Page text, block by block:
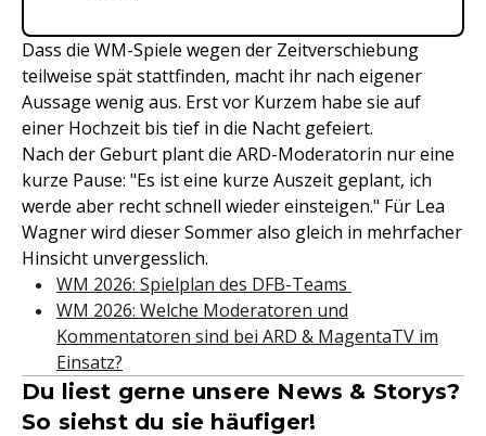
Dass die WM-Spiele wegen der Zeitverschiebung
teilweise spät stattfinden, macht ihr nach eigener
Aussage wenig aus. Erst vor Kurzem habe sie auf
einer Hochzeit bis tief in die Nacht gefeiert.
Nach der Geburt plant die ARD-Moderatorin nur eine
kurze Pause: "Es ist eine kurze Auszeit geplant, ich
werde aber recht schnell wieder einsteigen." Für Lea
Wagner wird dieser Sommer also gleich in mehrfacher
Hinsicht unvergesslich.
WM 2026: Spielplan des DFB-Teams
WM 2026: Welche Moderatoren und
Kommentatoren sind bei ARD & MagentaTV im
Einsatz?
Du liest gerne unsere News & Storys?
So siehst du sie häufiger!